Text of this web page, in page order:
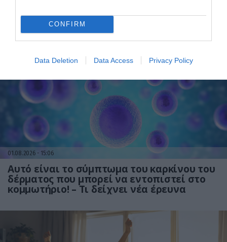
CONFIRM
Data Deletion Data Access Privacy Policy
Δεν ήταν μόνο ηθικοί λόγοι: Γιατί
εξαφανίστηκε ο κανιβαλισμός από τις
ανθρώπινες κοινωνίες – Τι δείχνει νέα
01.08.2026 15:06
Αυτό είναι το σύμπτωμα του καρκίνου του
δέρματος που μπορεί να εντοπιστεί στο
κομμωτήριο! – Τι δείχνει νέα έρευνα